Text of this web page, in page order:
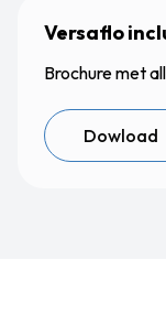
Versaflo
Brochure met
Dowload